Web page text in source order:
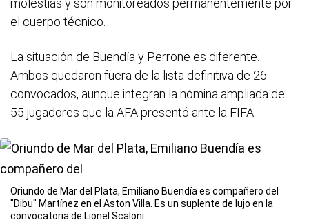
molestias y son monitoreados permanentemente por
el cuerpo técnico.
La situación de Buendía y Perrone es diferente.
Ambos quedaron fuera de la lista definitiva de 26
convocados, aunque integran la nómina ampliada de
55 jugadores que la AFA presentó ante la FIFA.
Oriundo de Mar del Plata, Emiliano Buendía es compañero del
"Dibu" Martínez en el Aston Villa. Es un suplente de lujo en la
convocatoria de Lionel Scaloni.